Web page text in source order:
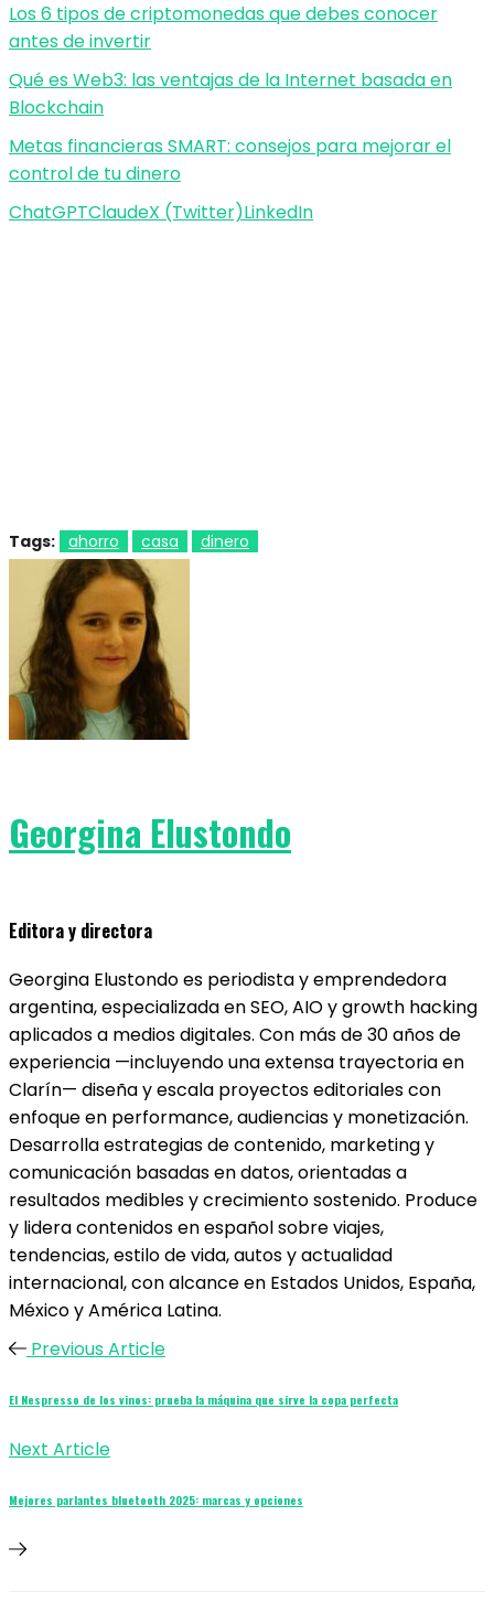
Los 6 tipos de criptomonedas que debes conocer
antes de invertir
Qué es Web3: las ventajas de la Internet basada en
Blockchain
Metas financieras SMART: consejos para mejorar el
control de tu dinero
ChatGPTClaudeX (Twitter)LinkedIn
Tags: ahorro casa dinero
Georgina Elustondo
Editora y directora
Georgina Elustondo es periodista y emprendedora
argentina, especializada en SEO, AIO y growth hacking
aplicados a medios digitales. Con más de 30 años de
experiencia —incluyendo una extensa trayectoria en
Clarín— diseña y escala proyectos editoriales con
enfoque en performance, audiencias y monetización.
Desarrolla estrategias de contenido, marketing y
comunicación basadas en datos, orientadas a
resultados medibles y crecimiento sostenido. Produce
y lidera contenidos en español sobre viajes,
tendencias, estilo de vida, autos y actualidad
internacional, con alcance en Estados Unidos, España,
México y América Latina.
Previous Article
El Nespresso de los vinos: prueba la máquina que sirve la copa perfecta
Next Article
Mejores parlantes bluetooth 2025: marcas y opciones